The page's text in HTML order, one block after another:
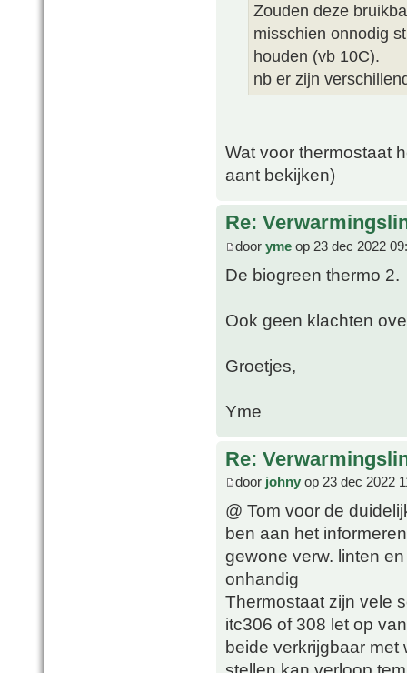
Zouden deze
misschien onnodig
houden (vb 10C).
nb er zijn
Wat voor thermostaat
aant bekijken)
Re:
door yme op 23 dec 2022
De biogreen thermo 2.
Ook geen klachten
Groetjes,
Yme
Re:
door johny op 23 dec 2022
@ Tom voor de
ben aan het
gewone verw. linten
onhandig
Thermostaat zijn vele
itc306 of 308 let op
beide verkrijgbaar met